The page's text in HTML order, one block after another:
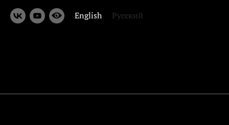
English Русский